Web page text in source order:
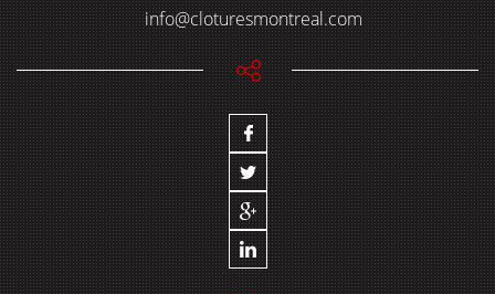
info@cloturesmontreal.com